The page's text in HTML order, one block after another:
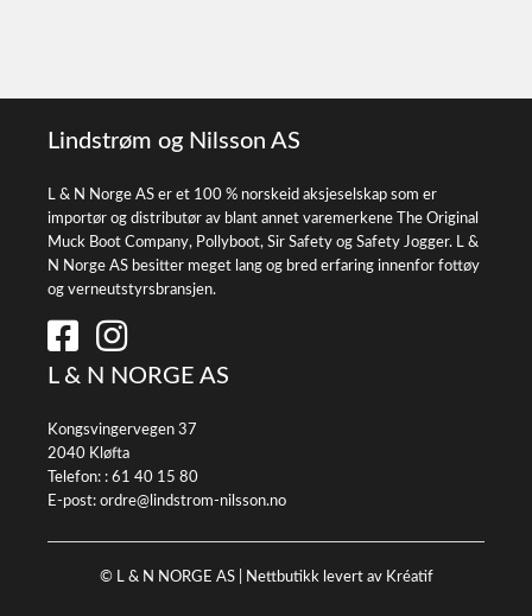
Lindstrøm og Nilsson AS
L & N Norge AS er et 100 % norskeid aksjeselskap som er
importør og distributør av blant annet varemerkene The Original
Muck Boot Company, Pollyboot, Sir Safety og Safety Jogger. L &
N Norge AS besitter meget lang og bred erfaring innenfor fottøy
og verneutstyrsbransjen.
L & N NORGE AS
Kongsvingervegen 37
2040 Kløfta
Telefon: : 61 40 15 80
E-post: ordre@lindstrom-nilsson.no
© L & N NORGE AS | Nettbutikk levert av Kréatif